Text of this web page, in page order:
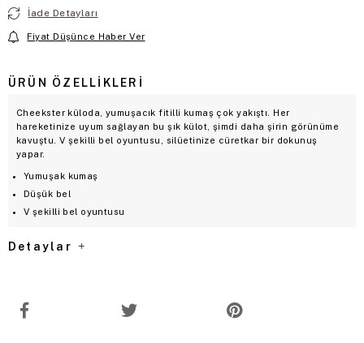
İade Detayları
Fiyat Düşünce Haber Ver
ÜRÜN ÖZELLIKLERI
Cheekster küloda, yumuşacık fitilli kumaş çok yakıştı. Her
hareketinize uyum sağlayan bu şık külot, şimdi daha şirin görünüme
kavuştu. V şekilli bel oyuntusu, silüetinize cüretkar bir dokunuş
yapar.
Yumuşak kumaş
Düşük bel
V şekilli bel oyuntusu
Detaylar